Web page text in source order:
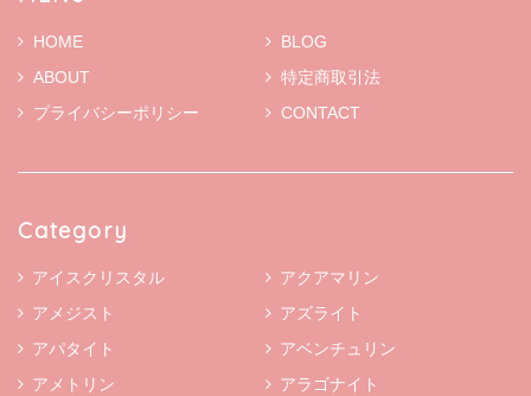
HOME
BLOG
ABOUT
特定商取引法
プライバシーポリシー
CONTACT
Category
アイスクリスタル
アクアマリン
アメジスト
アズライト
アパタイト
アベンチュリン
アメトリン
アラゴナイト